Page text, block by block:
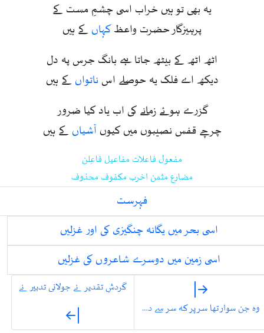
یہ بھی تو ہیں خراب اسی چشمِ مست کے
پرہیزگار حضرت‌ واعظکہاںکے ہیں
اٹھ اٹھ کے بیٹھ جاتا ہے بانگ جرس پہ دل
دیکھ اے فلک یہ حوصلے اسناتواںکے ہیں
گزرے ہوئے زمانے کی اب یاد کیا ضرور
چرچے قفس نصیبوں میں کیوںآشیاںکے ہیں
مفعول فاعلات مفاعیل فاعِلن
مضارع مثمن اخرب مکفوف محذوف
فہرست
اسی بحر میں یگانہ چنگیزی کی اور غزلیں
اسی زمین میں دوسرے شاعروں کی غزلیں
وہ جن سوار تھا سر پر کہ سر سے در گزرے
گردشِ تقدیر نے جولانی تدبیر نے